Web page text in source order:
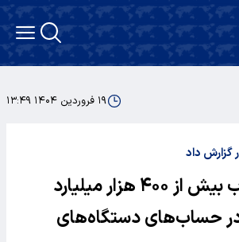
۱۹ فروردین ۱۴۰۴ ۱۳:۴۹
گزارش داد
شناسایی رسوب بیش از ۴۰۰ هزار میلیارد
در حساب‌های دستگاه‌های